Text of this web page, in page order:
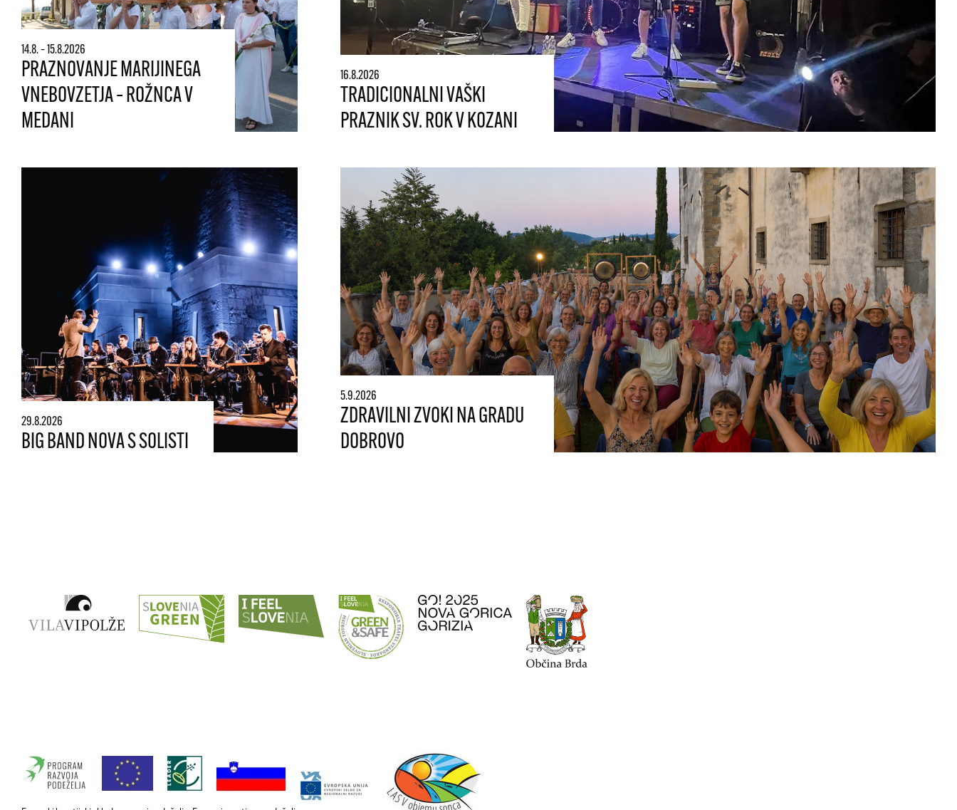
14.8. – 15.8.2026
PRAZNOVANJE MARIJINEGA
VNEBOVZETJA – ROŽNCA V
MEDANI
16.8.2026
TRADICIONALNI VAŠKI
PRAZNIK SV. ROK V KOZANI
29.8.2026
BIG BAND NOVA S SOLISTI
5.9.2026
ZDRAVILNI ZVOKI NA GRADU
DOBROVO